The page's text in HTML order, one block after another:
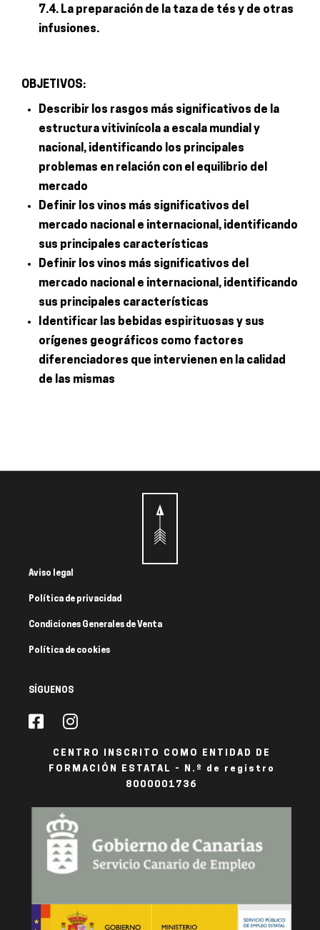
7.4. La preparación de la taza de tés y de otras
infusiones.
OBJETIVOS:
Describir los rasgos más significativos de la
estructura vitivinícola a escala mundial y
nacional, identificando los principales
problemas en relación con el equilibrio del
mercado
Definir los vinos más significativos del
mercado nacional e internacional, identificando
sus principales características
Definir los vinos más significativos del
mercado nacional e internacional, identificando
sus principales características
Identificar las bebidas espirituosas y sus
orígenes geográficos como factores
diferenciadores que intervienen en la calidad
de las mismas
Aviso legal
Política de privacidad
Condiciones Generales de Venta
Política de cookies
SÍGUENOS
CENTRO INSCRITO COMO ENTIDAD DE
FORMACIÓN ESTATAL - N.º de registro
8000001736